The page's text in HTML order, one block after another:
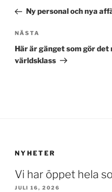
inläggNy personal och nya
Nästa
inlägg
NÄSTA
Här är gänget som gör
världsklass
NYHETER
Vi har öppet hela
JULI 16, 2026